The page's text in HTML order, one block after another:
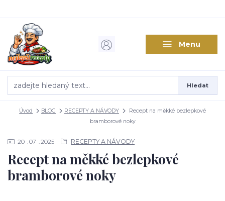
Menu
Hledat
Úvod BLOG RECEPTY A NÁVODY
Recept na měkké bezlepkové
bramborové noky
20 07 2025 RECEPTY A NÁVODY
Recept na měkké bezlepkové
bramborové noky